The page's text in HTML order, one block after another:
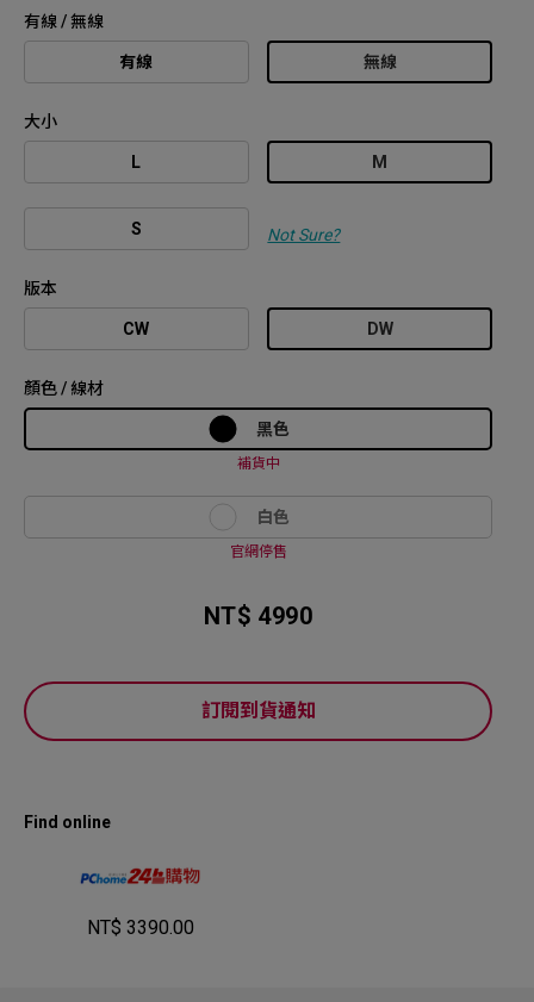
有線 / 無線
有線 無線
大小
L M
S Not Sure?
版本
CW DW
顏色 / 線材
黑色
補貨中
白色
官網停售
NT$ 4990
訂閱到貨通知
Find online
NT$ 3390.00